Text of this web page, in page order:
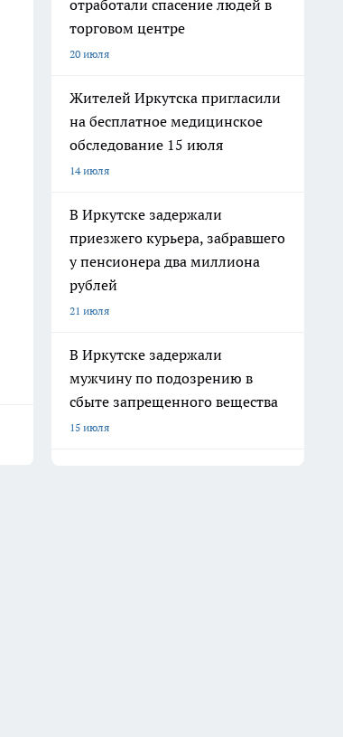
отработали спасение людей в
торговом центре
20 июля
Жителей Иркутска пригласили
на бесплатное медицинское
обследование 15 июля
14 июля
В Иркутске задержали
приезжего курьера, забравшего
у пенсионера два миллиона
рублей
21 июля
В Иркутске задержали
мужчину по подозрению в
сбыте запрещенного вещества
15 июля